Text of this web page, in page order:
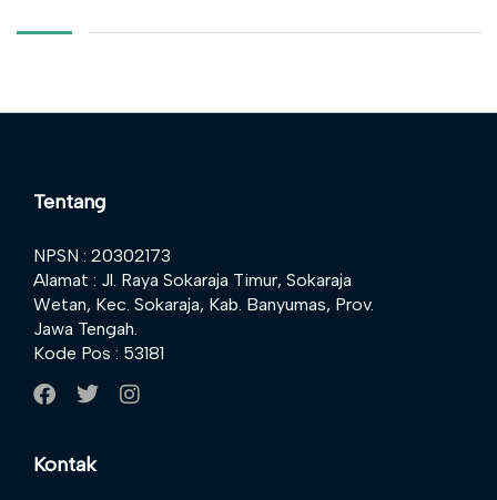
Tentang
NPSN : 20302173
Alamat : Jl. Raya Sokaraja Timur, Sokaraja
Wetan, Kec. Sokaraja, Kab. Banyumas, Prov.
Jawa Tengah.
Kode Pos : 53181
Kontak